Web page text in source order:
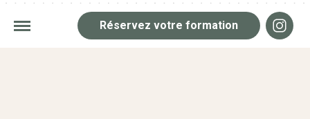
Réservez votre formation